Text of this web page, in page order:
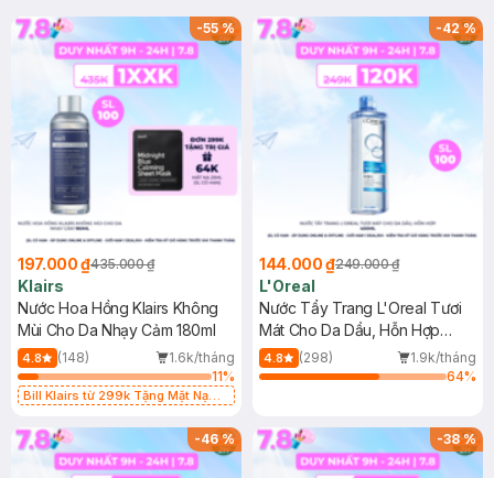
-55%
197.000 ₫435.000 ₫
Klairs
Nước Hoa Hồng Klairs Không
Mùi Cho Da Nhạy Cảm 180ml
4.8 (148)
1.6k/tháng
11%
Bill Klairs từ 299k Tặng Mặt Nạ
25ml (SL Có Hạn)
-42%
144.000 ₫249.000 ₫
L'Oreal
Nước Tẩy Trang L'Oreal Tươi
Mát Cho Da Dầu, Hỗn Hợp
400ml
4.8 (298)
1.9k/tháng
64%
-46% -38%